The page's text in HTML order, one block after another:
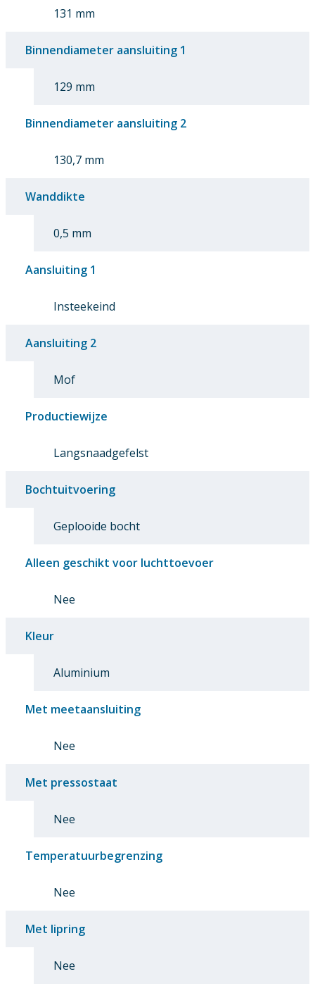
131 mm
Binnendiameter aansluiting 1
129 mm
Binnendiameter aansluiting 2
130,7 mm
Wanddikte
0,5 mm
Aansluiting 1
Insteekeind
Aansluiting 2
Mof
Productiewijze
Langsnaadgefelst
Bochtuitvoering
Geplooide bocht
Alleen geschikt voor luchttoevoer
Nee
Kleur
Aluminium
Met meetaansluiting
Nee
Met pressostaat
Nee
Temperatuurbegrenzing
Nee
Met lipring
Nee